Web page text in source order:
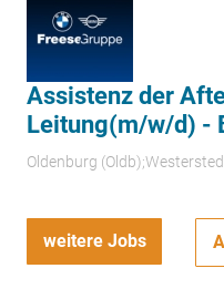
Assistenz der
Leitung(m/w/d) -
Oldenburg
weitere Jobs